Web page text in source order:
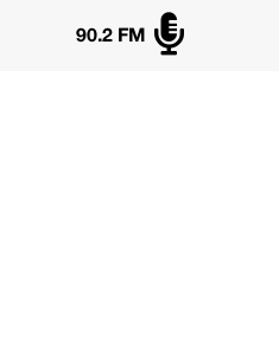

90.2 FM